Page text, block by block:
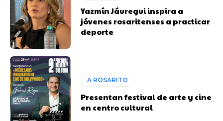
Yazmín Jáuregui inspira a
jóvenes rosaritenses a practicar
deporte
A ROSARITO
Presentan festival de arte y cine
en centro cultural